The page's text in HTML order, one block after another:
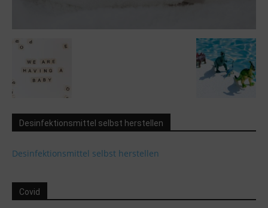
Desinfektionsmittel selbst herstellen
Desinfektionsmittel selbst herstellen
Covid